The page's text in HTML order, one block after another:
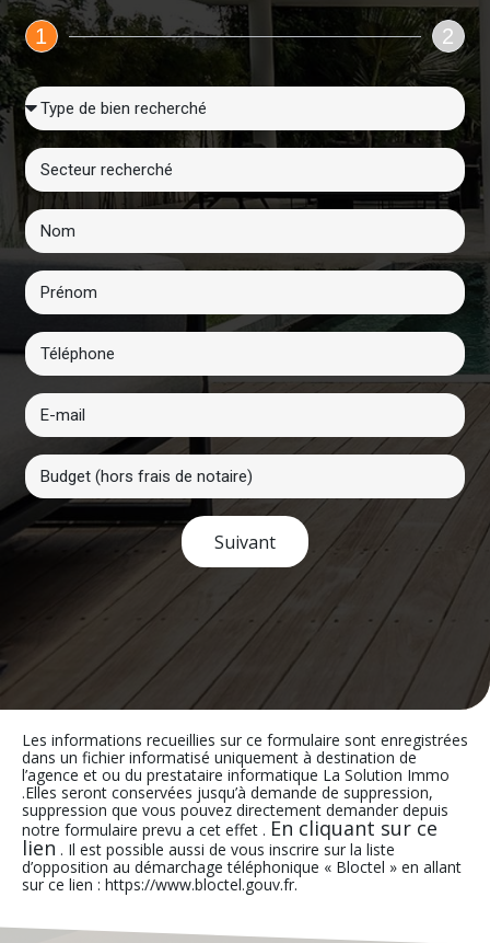
1 2
Suivant
Les informations recueillies sur ce formulaire sont enregistrées
dans un fichier informatisé uniquement à destination de
l’agence et ou du prestataire informatique La Solution Immo
.Elles seront conservées jusqu’à demande de suppression,
suppression que vous pouvez directement demander depuis
notre formulaire prevu a cet effet . En cliquant sur ce
lien . Il est possible aussi de vous inscrire sur la liste
d’opposition au démarchage téléphonique « Bloctel » en allant
sur ce lien : https://www.bloctel.gouv.fr.